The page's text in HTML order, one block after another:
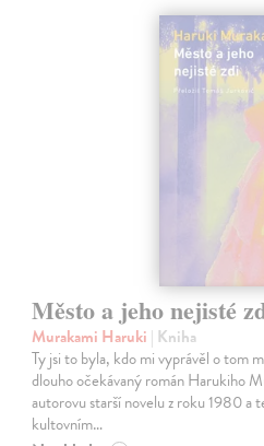
Město a jeho nejisté
Murakami Haruki | Kniha
Ty jsi to byla, kdo mi vyprávěl o tom
dlouho očekávaný román Harukiho
autorovu starší novelu z roku 1980 a
kultovním…